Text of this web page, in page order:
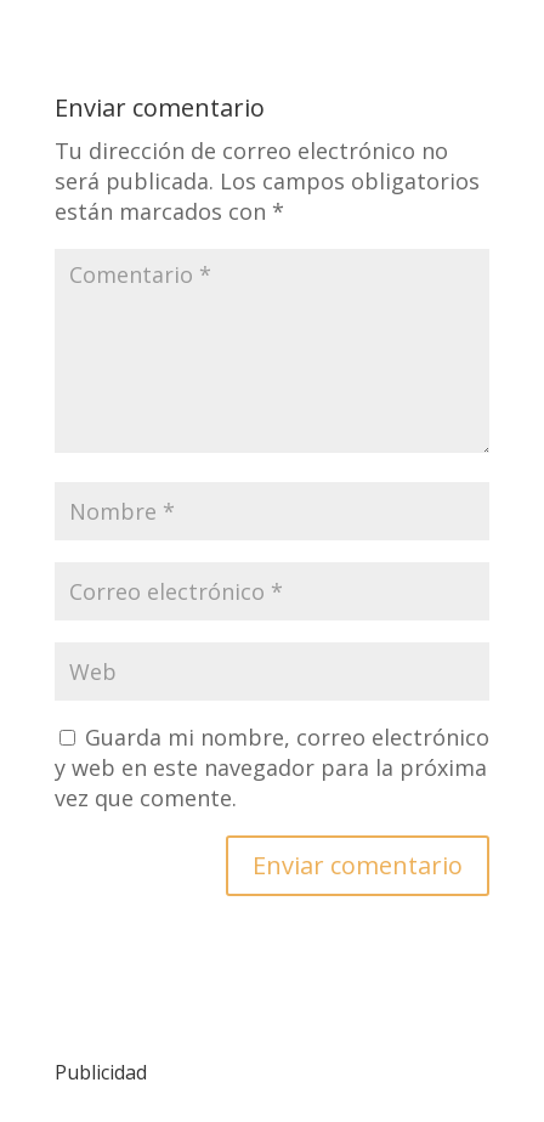
Enviar comentario
Tu dirección de correo electrónico no
será publicada. Los campos obligatorios
están marcados con *
Guarda mi nombre, correo electrónico
y web en este navegador para la próxima
vez que comente.
Publicidad